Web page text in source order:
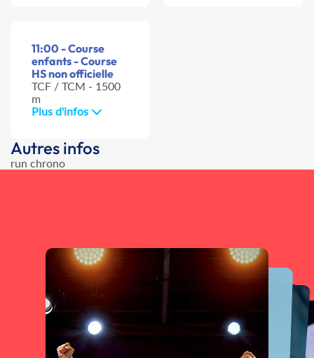
11:00 - Course
enfants - Course
HS non officielle
TCF / TCM - 1500
m
Plus d'infos
Autres infos
run chrono